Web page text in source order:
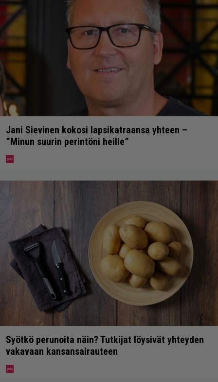
Jani Sievinen kokosi lapsikatraansa yhteen –
”Minun suurin perintöni heille”
Syötkö perunoita näin? Tutkijat löysivät yhteyden
vakavaan kansansairauteen